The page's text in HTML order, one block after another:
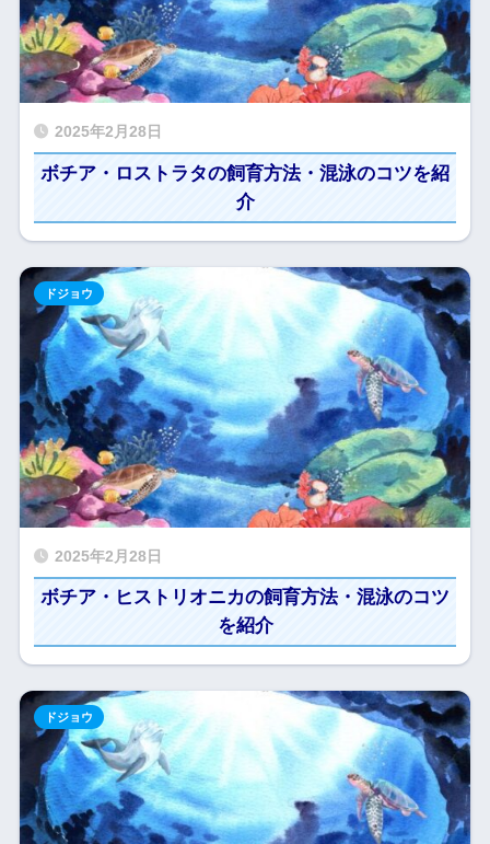
2025年2月28日
ボチア・ロストラタの飼育方法・混泳のコツを紹
介
2025年2月28日
ボチア・ヒストリオニカの飼育方法・混泳のコツ
を紹介
ドジョウ
ドジョウ